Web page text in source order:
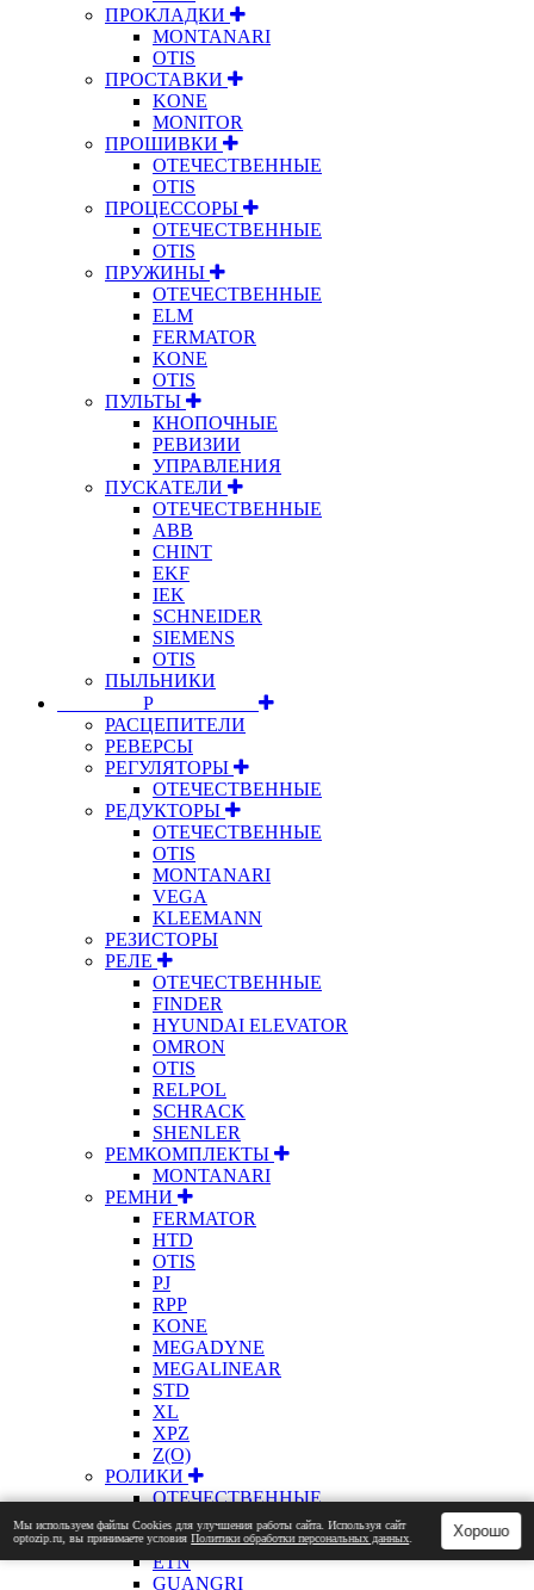
ПРОКЛАДКИ
MONTANARI
OTIS
ПРОСТАВКИ
KONE
MONITOR
ПРОШИВКИ
ОТЕЧЕСТВЕННЫЕ
OTIS
ПРОЦЕССОРЫ
ОТЕЧЕСТВЕННЫЕ
OTIS
ПРУЖИНЫ
ОТЕЧЕСТВЕННЫЕ
ELM
FERMATOR
KONE
OTIS
ПУЛЬТЫ
КНОПОЧНЫЕ
РЕВИЗИИ
УПРАВЛЕНИЯ
ПУСКАТЕЛИ
ОТЕЧЕСТВЕННЫЕ
ABB
CHINT
EKF
IEK
SCHNEIDER
SIEMENS
OTIS
ПЫЛЬНИКИ
⠀⠀⠀⠀⠀⠀Р⠀⠀⠀⠀⠀⠀⠀
РАСЦЕПИТЕЛИ
РЕВЕРСЫ
РЕГУЛЯТОРЫ
ОТЕЧЕСТВЕННЫЕ
РЕДУКТОРЫ
ОТЕЧЕСТВЕННЫЕ
OTIS
MONTANARI
VEGA
KLEEMANN
РЕЗИСТОРЫ
РЕЛЕ
ОТЕЧЕСТВЕННЫЕ
FINDER
HYUNDAI ELEVATOR
OMRON
OTIS
RELPOL
SCHRACK
SHENLER
РЕМКОМПЛЕКТЫ
MONTANARI
РЕМНИ
FERMATOR
HTD
OTIS
PJ
RPP
KONE
MEGADYNE
MEGALINEAR
STD
XL
XPZ
Z(О)
РОЛИКИ
ОТЕЧЕСТВЕННЫЕ
CANNY
ELM
ETN
GUANGRI
Мы используем файлы Сookies для улучшения работы сайта. Используя сайт
optozip.ru, вы принимаете условияПолитики обработки персональных данных Хорошо